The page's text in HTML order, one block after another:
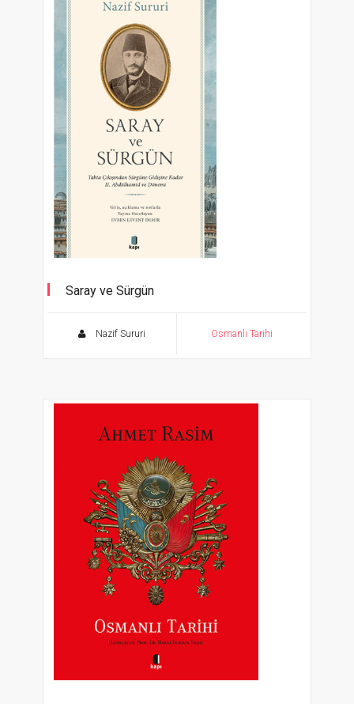
Saray ve Sürgün
Abdülhamid ve Dönemi
Nazif Sururi Osmanlı Tarihi